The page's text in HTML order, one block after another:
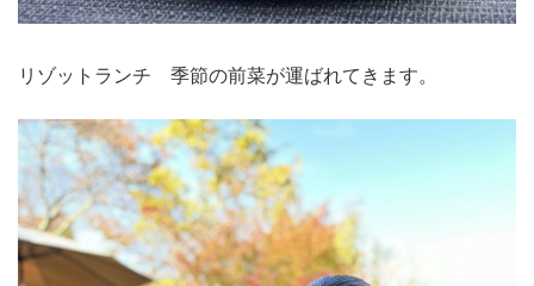
リゾットランチ 季節の前菜が運ばれてきます。